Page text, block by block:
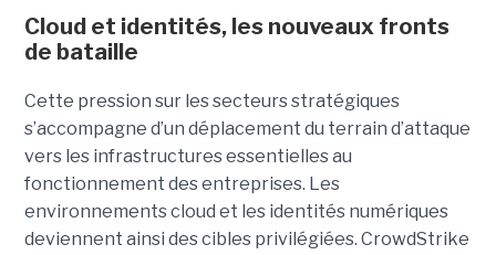
Cloud et identités, les nouveaux fronts
de bataille
Cette pression sur les secteurs stratégiques
s’accompagne d’un déplacement du terrain d’attaque
vers les infrastructures essentielles au
fonctionnement des entreprises. Les
environnements cloud et les identités numériques
deviennent ainsi des cibles privilégiées. CrowdStrike